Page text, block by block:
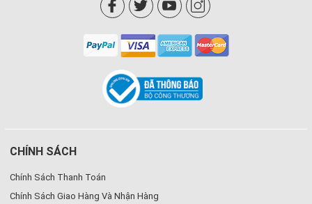
CHÍNH SÁCH
Chính Sách Thanh Toán
Chính Sách Giao Hàng Và Nhận Hàng